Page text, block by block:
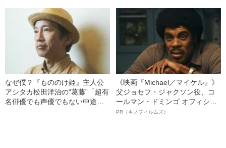
なぜ僕？『もののけ姫』主人公
アシタカ松田洋治の“葛藤”「超有
名俳優でも声優でもない中途半
《映画『Michael／マイケル』》
父ジョセフ・ジャクソン役、コ
ールマン・ドミンゴ オフィシャ
ルインタビュー“観客を魅了した
PR（キノフィルムズ）